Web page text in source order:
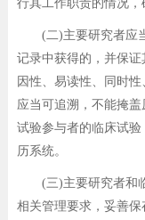
行其工作职责的情况，
(二)主要研究者应当
记录中获得的，并保
因性、易读性、同时
应当可追溯，不能掩
试验参与者的临床试
历系统。
(三)主要研究者和临
相关管理要求，妥善